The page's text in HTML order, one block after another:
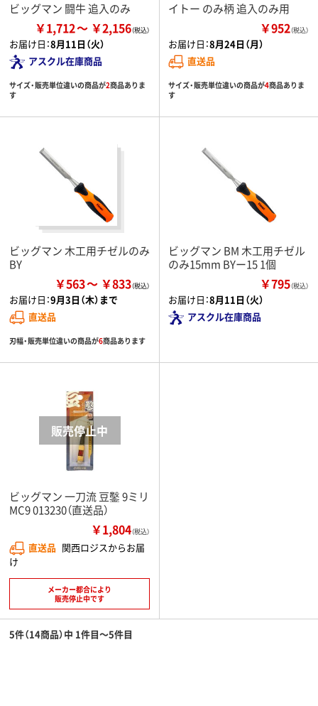
ビッグマン 闘牛 追入のみ
￥1,712 ￥2,156
お届け日：8月11日（火）
アスクル在庫商品
サイズ・販売単位違いの商品が2商品ありま
す
イトー のみ柄 追入のみ用
￥952（税込）
お届け日：8月24日（月）
直送品
サイズ・販売単位違いの商品が4商品ありま
す
ビッグマン 木工用チゼルのみ
BY
￥563 ￥833
お届け日：9月3日（木）まで
直送品
刃幅・販売単位違いの商品が6商品あります
ビッグマン BM 木工用チゼル
のみ15mm BYー15 1個
￥795（税込）
お届け日：8月11日（火）
アスクル在庫商品
ビッグマン 一刀流 豆鑿 9ミリ
MC9 013230（直送品）
￥1,804（税込）
直送品 関西ロジスからお届
け
メーカー都合により
販売停止中です
5件（14商品）中 1件目～5件目